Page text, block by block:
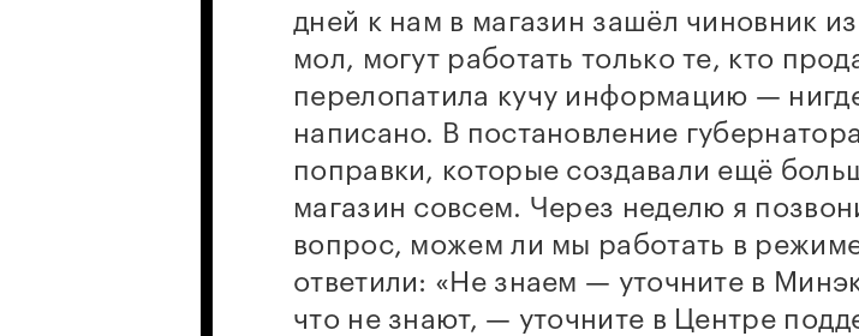
дней к нам в магазин зашёл чиновник
мол, могут работать только те, кто
перелопатила кучу информацию —
написано. В постановление
поправки, которые создавали ещё
магазин совсем. Через неделю я
вопрос, можем ли мы работать в
ответили: «Не знаем — уточните в
что не знают, — уточните в Центре